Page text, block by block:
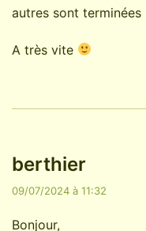
autres sont terminées
A très vite
berthier
09/07/2024 à 11:32
Bonjour,